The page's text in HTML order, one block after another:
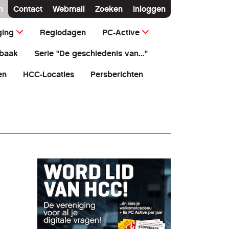
Contact Webmail Zoeken Inloggen
Regiodagen PC-Active
Serie "De geschiedenis van..."
HCC-Locaties Persberichten